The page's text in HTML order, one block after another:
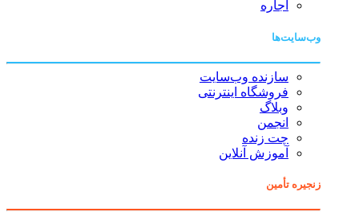
اجاره
وب‌سایت‌ها
سازنده وب‌سایت
فروشگاه اینترنتی
وبلاگ
انجمن
چت زنده
آموزش آنلاین
زنجیره تأمین